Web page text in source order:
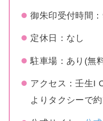
御朱印受付時間
定休日：なし
駐車場：あり(無料
アクセス：壬生I
よりタクシーで